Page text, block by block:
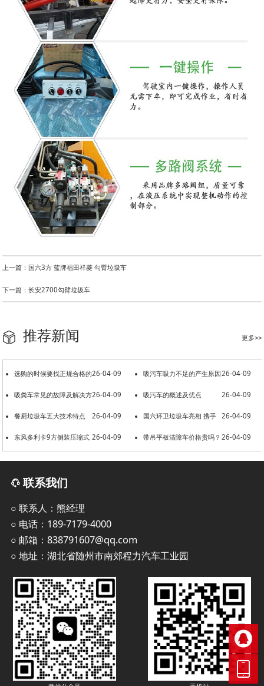
上一篇：国六3方 蓝牌福田祥菱 勾臂垃圾车
下一篇：长安2700勾臂垃圾车
更多>>
推荐新闻
26-04-09
选购的时候要找正规合格的
洒水车厂家
26-04-09
吸污车吸力不足的产生原因
26-04-09
吸粪车常见的故障及解决方
法
26-04-09
吸污车的概述及优点
26-04-09
餐厨垃圾车五大技术特点 26-04-09
国六环卫垃圾车亮相 携手
共建美好环境
26-04-09
东风多利卡9方侧装压缩式 26-04-09
带吊平板清障车价格贵吗？
联系我们
○ 联系人：熊经理
○ 电话：189-7179-4000
○ 邮箱：838791607@qq.com
○ 地址：湖北省随州市南郊程力汽车工业园

